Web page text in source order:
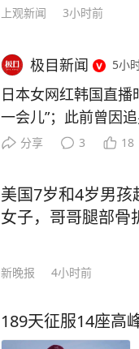
上观新闻 3小时前
极目新闻 5小
日本女网红韩国直
一会儿”；此前曾因
时间8月5日凌晨，
个过程被直播画面完
N成员西村力的资深
托队友金善禹转交向
ina，发起大规模人
级。 8月5日凌晨，
了”“好可怕，本来还
分享 3 18
美国7岁和4岁男
女子，哥哥腿部骨
新晚报 4小时前
189天征服14座高